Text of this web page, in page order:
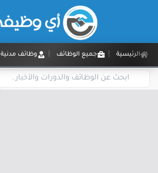
الرئيسية جميع الوظائف وظائف مدنية